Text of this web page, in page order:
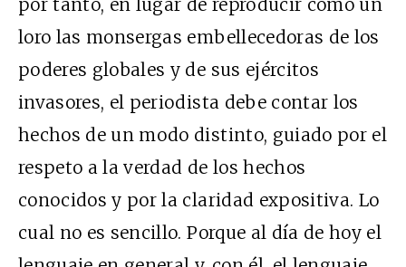
por tanto, en lugar de reproducir como un
loro las monsergas embellecedoras de los
poderes globales y de sus ejércitos
invasores, el periodista debe contar los
hechos de un modo distinto, guiado por el
respeto a la verdad de los hechos
conocidos y por la claridad expositiva. Lo
cual no es sencillo. Porque al día de hoy el